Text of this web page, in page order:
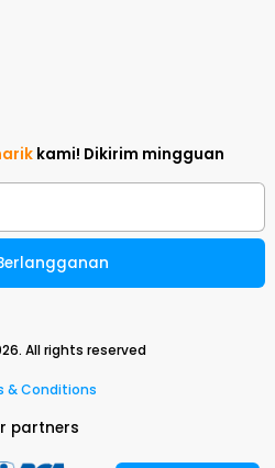
kami! Dikirim mingguan
. All rights reserved
& Conditions
partners